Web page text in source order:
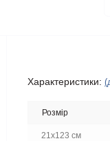
Характеристики:
Розмір
21х123 см